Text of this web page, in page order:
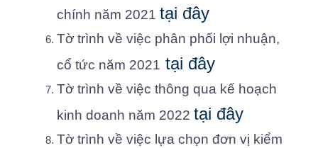
chính năm 2021 tại đây
Tờ trình về việc phân phối lợi nhuận,
cổ tức năm 2021 tại đây
Tờ trình về việc thông qua kế hoạch
kinh doanh năm 2022 tại đây
Tờ trình về việc lựa chọn đơn vị kiểm